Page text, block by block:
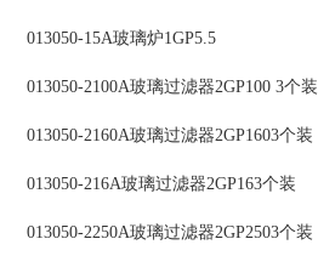
013050-15A玻璃炉1GP5.5
013050-2100A玻璃过滤器2GP100 3个装
013050-2160A玻璃过滤器2GP1603个装
013050-216A玻璃过滤器2GP163个装
013050-2250A玻璃过滤器2GP2503个装